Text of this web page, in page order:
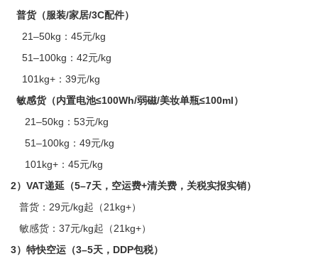
普货（服装/家居/3C配件）
21–50kg：45元/kg
51–100kg：42元/kg
101kg+：39元/kg
敏感货（内置电池≤100Wh/弱磁/美妆单瓶≤100ml）
21–50kg：53元/kg
51–100kg：49元/kg
101kg+：45元/kg
2）VAT递延（5–7天，空运费+清关费，关税实报实销）
普货：29元/kg起（21kg+）
敏感货：37元/kg起（21kg+）
3）特快空运（3–5天，DDP包税）